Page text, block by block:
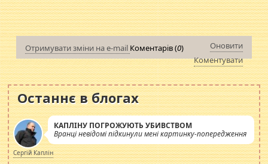
Отримувати зміни на e-mail Коментарів (0)
Оновити
Коментувати
Останнє в блогах
КАПЛІНУ ПОГРОЖУЮТЬ УБИВСТВОМ
Вранці невідомі підкинули мені картинку-попередження
Сергій Каплін